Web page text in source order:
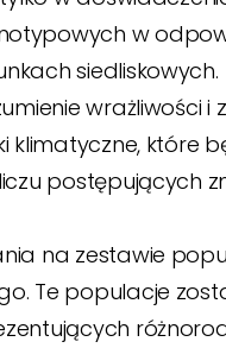
w
siedliskowych.
klimatyczne, które
postępujących
na zestawie
Te populacje